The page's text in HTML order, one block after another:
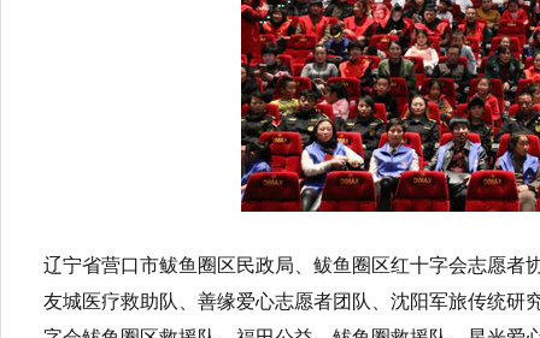
辽宁省营口市鲅鱼圈区民政局、鲅鱼圈区红十字会志愿
友城医疗救助队、善缘爱心志愿者团队、沈阳军旅传统